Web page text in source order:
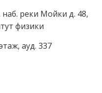
реки Мойки д. 48,
физики
ауд. 337